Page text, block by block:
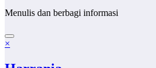
Menulis dan berbagi informasi
×